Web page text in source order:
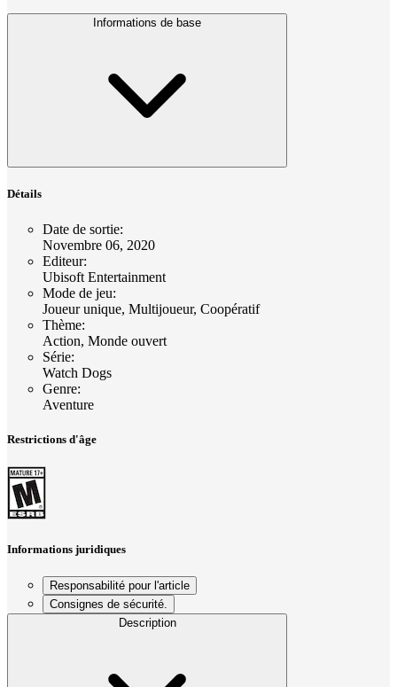
Informations de base
Détails
Date de sortie:
Novembre 06, 2020
Editeur:
Ubisoft Entertainment
Mode de jeu:
Joueur unique, Multijoueur, Coopératif
Thème:
Action, Monde ouvert
Série:
Watch Dogs
Genre:
Aventure
Restrictions d'âge
Informations juridiques
Responsabilité pour l'article
Consignes de sécurité.
Description